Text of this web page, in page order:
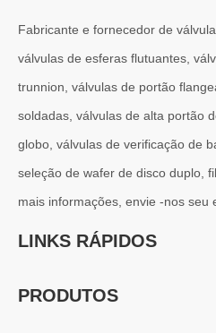
Por que os sistemas marítimos confiam nas válvulas gaveta C95800
Os sistemas de engenharia naval
Fabricante e fornecedor de
válvulas de esferas flutuantes,
trunnion, válvulas de portão
soldadas, válvulas de alta portão
globo, válvulas de verificação de
seleção de wafer de disco duplo,
mais informações, envie -nos seu
LINKS RÁPIDOS
PRODUTOS